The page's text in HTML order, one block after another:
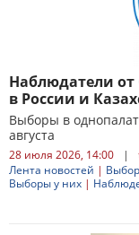
Наблюдатели от
в России и
Выборы в
августа
28 июля 2026, 14:00 |
Лента новостей |
Выборы у них |